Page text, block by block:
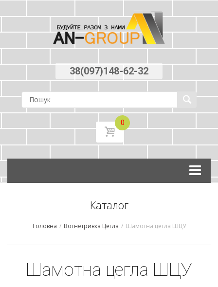
38(097)148-62-32
0
Skip
content
Каталог
Головна / Вогнетривка Цегла / Шамотна цегла ШЦУ
Шамотна цегла ШЦУ